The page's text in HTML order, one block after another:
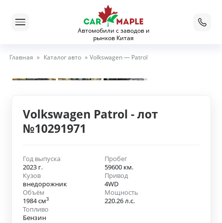
Автомобили с заводов и
рынков Китая
Главная » Каталог авто » Volkswagen — Patrol
Volkswagen Patrol - лот
№10291971
Год выпуска
2023 г.
Пробег
59600 км.
Кузов
внедорожник
Привод
4WD
Объём
1984 см3
Мощность
220.26 л.с.
Топливо
Бензин